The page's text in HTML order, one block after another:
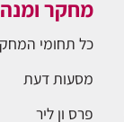
מחקר
כל תחומי
מסעות דעת
פרס ון ליר